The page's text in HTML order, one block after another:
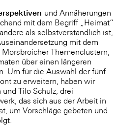
und Annäherungen
mit dem Begriff „Heimat“
als selbstverständlich ist,
mit dem
Themenclustern,
über einen längeren
Um für die Auswahl der fünf
zu erweitern, haben wir
und Tilo Schulz, drei
das sich aus der Arbeit in
um Vorschläge gebeten und